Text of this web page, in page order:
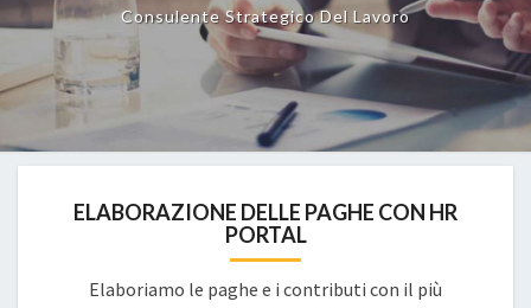
Consulente Strategico Del Lavoro
ELABORAZIONE DELLE PAGHE CON HR
PORTAL
Elaboriamo le paghe e i contributi con il più